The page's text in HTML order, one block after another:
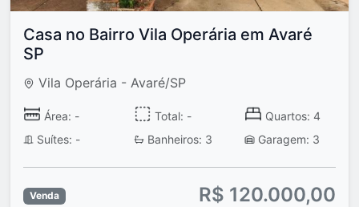
Casa no Bairro Vila Operária em Avaré
SP
Vila Operária - Avaré/SP
Área: - Total: -
Quartos: 4
Suítes: -
Banheiros: 3 Garagem: 3
Venda R$ 120.000,00